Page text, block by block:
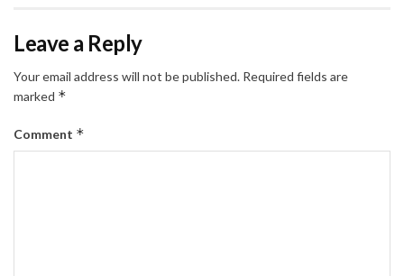
Leave a Reply
Your email address will not be published. Required fields are
marked *
Comment *